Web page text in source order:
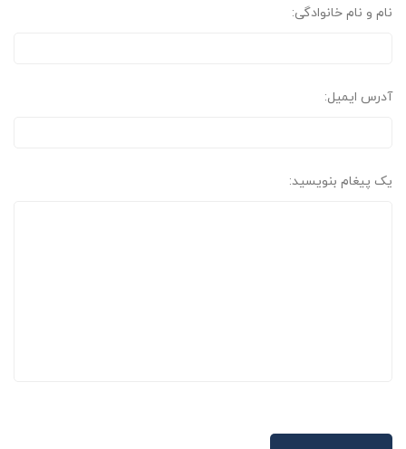
نام و نام خانوادگی:
آدرس ایمیل:
یک پیغام بنویسید: